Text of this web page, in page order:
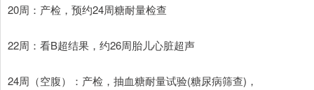
20周：产检，预约24周糖耐量检查
22周：看B超结果，约26周胎儿心脏超声
24周（空腹）：产检，抽血糖耐量试验(糖尿病筛查)，